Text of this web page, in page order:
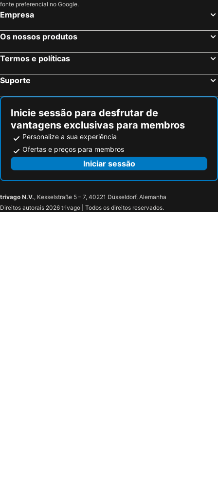
fonte preferencial no Google.
Empresa
Os nossos produtos
Termos e políticas
Suporte
Inicie sessão para desfrutar de
vantagens exclusivas para membros
Personalize a sua experiência
Ofertas e preços para membros
Iniciar sessão
trivago N.V., Kesselstraße 5 – 7, 40221 Düsseldorf, Alemanha
Direitos autorais 2026 trivago | Todos os direitos reservados.